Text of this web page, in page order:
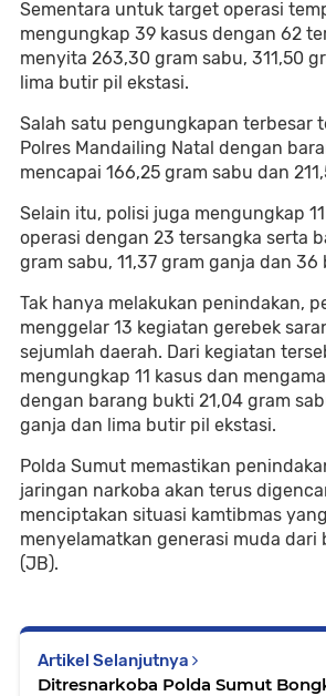
Sementara untuk target operasi
mengungkap 39 kasus dengan 62
menyita 263,30 gram sabu, 311,50
lima butir pil ekstasi.
Salah satu pengungkapan terbesar
Polres Mandailing Natal dengan
mencapai 166,25 gram sabu dan
Selain itu, polisi juga mengungkap
operasi dengan 23 tersangka serta
gram sabu, 11,37 gram ganja dan
Tak hanya melakukan penindakan,
menggelar 13 kegiatan gerebek
sejumlah daerah. Dari kegiatan
mengungkap 11 kasus dan
dengan barang bukti 21,04 gram
ganja dan lima butir pil ekstasi.
Polda Sumut memastikan
jaringan narkoba akan terus
menciptakan situasi kamtibmas
menyelamatkan generasi muda dari
(JB).
Artikel Selanjutnya
Ditresnarkoba Polda Sumut